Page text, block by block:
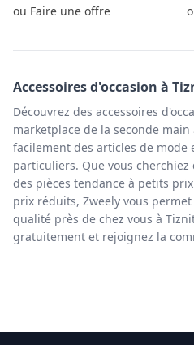
ou Faire une offre
Accessoiresd'occasion à
Découvrez des accessoires
marketplace de la seconde
facilement des articles de mode
particuliers. Que vous
des pièces tendance à petits
prix réduits, Zweely vous
qualité près de chez vous à
gratuitement et rejoignez la